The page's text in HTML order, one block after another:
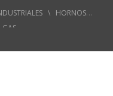
\ HORNOS
GAS